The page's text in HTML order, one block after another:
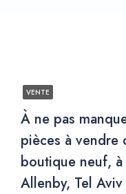
VENTE
À ne pas
pièces à vendre
boutique neuf,
Allenby, Tel Aviv